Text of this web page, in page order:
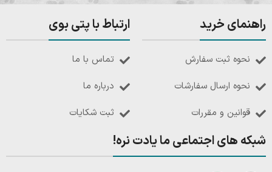
راهنمای خرید
نحوه ثبت سفارش
نحوه ارسال سفارشات
قوانین و مقررات
ارتباط با پتی بوی
تماس با ما
درباره ما
ثبت شکایات
شبکه های اجتماعی ما یادت نره!